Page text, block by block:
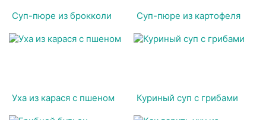
Суп-пюре из брокколи Суп-пюре из картофеля
Уха из карася с пшеном Куриный суп с грибами